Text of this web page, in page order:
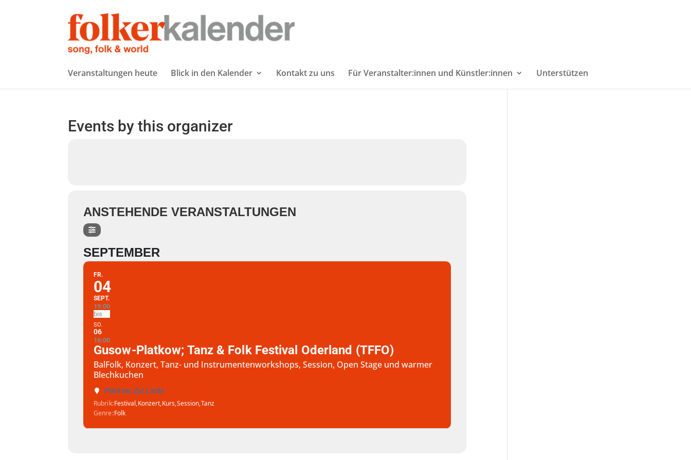
Veranstaltungen heute Blick in den Kalender Kontakt zu uns Für Veranstalter:innen und Künstler:innen Unterstützen
Events by this organizer
ANSTEHENDE VERANSTALTUNGEN
SEPTEMBER
FR.
04
SEPT.
19:00
SO.
06
16:00
Gusow-Platkow; Tanz & Folk Festival Oderland (TFFO)
BalFolk, Konzert, Tanz- und Instrumentenworkshops, Session, Open Stage und warmer
Blechkuchen
Platkow, Zur Linde
Rubrik Festival,Konzert,Kurs,Session,Tanz
Genre Folk